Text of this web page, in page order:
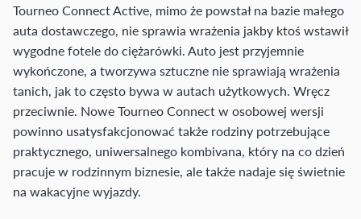
Tourneo Connect Active, mimo że powstał na bazie małego
auta dostawczego, nie sprawia wrażenia jakby ktoś wstawił
wygodne fotele do ciężarówki. Auto jest przyjemnie
wykończone, a tworzywa sztuczne nie sprawiają wrażenia
tanich, jak to często bywa w autach użytkowych. Wręcz
przeciwnie. Nowe Tourneo Connect w osobowej wersji
powinno usatysfakcjonować także rodziny potrzebujące
praktycznego, uniwersalnego kombivana, który na co dzień
pracuje w rodzinnym biznesie, ale także nadaje się świetnie
na wakacyjne wyjazdy.